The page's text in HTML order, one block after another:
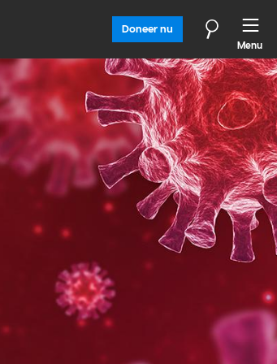
Doneer nu
Menu